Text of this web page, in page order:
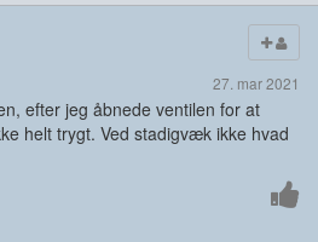
27. mar 2021
efter jeg åbnede ventilen for at
helt trygt. Ved stadigvæk ikke hvad